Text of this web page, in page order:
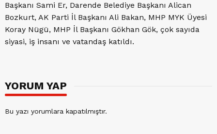
Başkanı Sami Er, Darende Belediye Başkanı Alican
Bozkurt, AK Parti İl Başkanı Ali Bakan, MHP MYK Üyesi
Koray Nügü, MHP İl Başkanı Gökhan Gök, çok sayıda
siyasi, iş insanı ve vatandaş katıldı.
YORUM YAP
Bu yazı yorumlara kapatılmıştır.